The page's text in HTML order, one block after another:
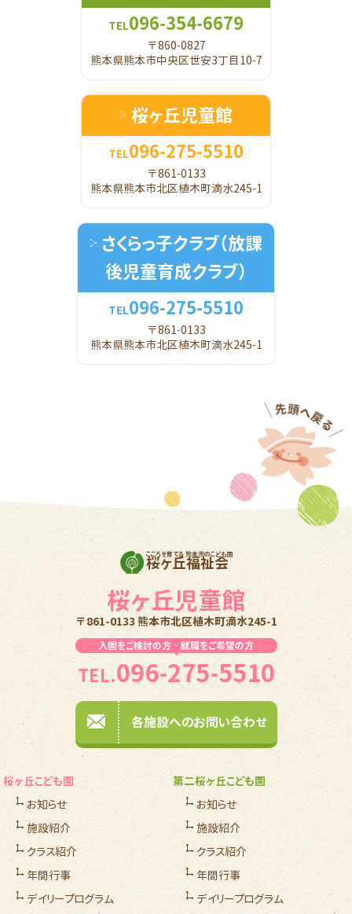
TEL096-354-6679
〒860-0827
熊本県熊本市中央区世安3丁目10-7
桜ヶ丘児童館
TEL096-275-5510
〒861-0133
熊本県熊本市北区植木町滴水245-1
さくらっ子クラブ（放課
後児童育成クラブ）
TEL096-275-5510
〒861-0133
熊本県熊本市北区植木町滴水245-1
こころを育てる 熊本市のこども園
桜ヶ丘福祉会
桜ヶ丘児童館
〒861-0133 熊本市北区植木町滴水245-1
入園をご検討の方・就職をご希望の方
TEL.096-275-5510
各施設へのお問い合わせ
桜ヶ丘こども園
お知らせ
施設紹介
クラス紹介
年間行事
デイリープログラム
第二桜ヶ丘こども園
お知らせ
施設紹介
クラス紹介
年間行事
デイリープログラム